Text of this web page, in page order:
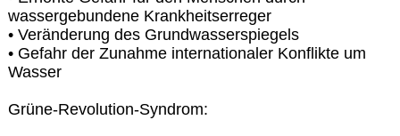
wassergebundene Krankheitserreger
• Veränderung des Grundwasserspiegels
• Gefahr der Zunahme internationaler Konflikte um
Wasser
Grüne-Revolution-Syndrom: